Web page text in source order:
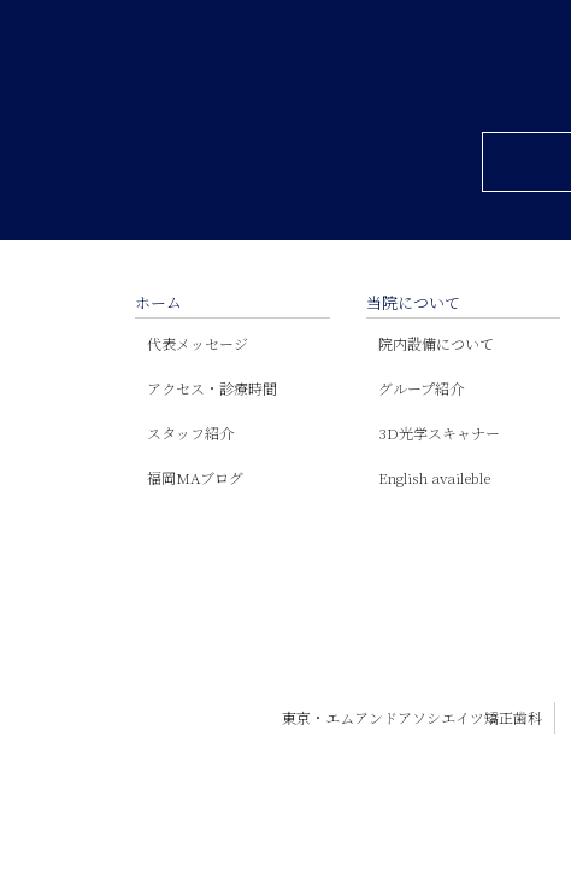
ホーム
代表メッセージ
アクセス・診療時間
スタッフ紹介
福岡MAブログ
当院について
院内設備について
グループ紹介
3D光学スキャナー
English availeble
東京・エムアンドアソシエイツ矯正歯科